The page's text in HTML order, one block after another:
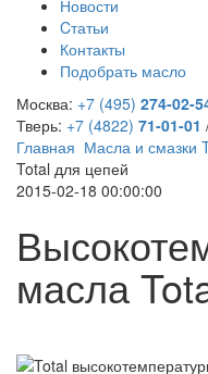
Новости
Cтатьи
Контакты
Подобрать масло
Москва: +7 (495) 274-02-
Тверь: +7 (4822) 71-01-01
Главная Масла и смазки
Total для цепей
2015-02-18 00:00:00
масла